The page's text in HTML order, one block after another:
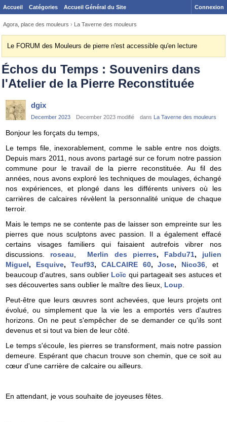
Accueil Catégories Accueil Général du Site Connexion
Agora, place des mouleurs › La Taverne des mouleurs
Le FORUM des Mouleurs de pierre n'est accessible qu'en lecture
Échos du Temps : Souvenirs dans
l'Atelier de la Pierre Reconstituée
dgix
December 2023 December 2023 modifié dans La Taverne des mouleurs
Bonjour les forçats du temps,
Le temps file, inexorablement, comme le sable entre nos doigts.
Depuis mars 2011, nous avons partagé sur ce forum notre passion
commune pour le travail de la pierre reconstituée. Au fil des
années, nous avons exploré les techniques de moulages, échangé
nos expériences, et plongé dans les différents univers où les
carrières de calcaires révèlent la personnalité unique de chaque
terroir.
Mais le temps ne se contente pas de laisser son empreinte sur les
pierres que nous sculptons avec passion. Il a également effacé
certains visages familiers qui faisaient autrefois vibrer nos
discussions. roseau Merlin des pierres, Fabdu71, julien
Miguel, Esquive, Teuf93, CALCAIRE 60,Jose, Nico36 , et
beaucoup d'autres, sans oublier Loïc qui partageait ses astuces et
ses découvertes sans oublier le maître des lieux, Loup
Peut-être que leurs œuvres sont achevées, que leurs projets ont
évolué, ou simplement que la vie les a emportés vers d'autres
horizons. On ne peut s'empêcher de se demander ce qu'ils sont
devenus et si tout va bien de leur côté.
Le temps s'écoule, les pierres se transforment, mais notre passion
demeure. Espérant que chacun trouve son chemin, que ce soit au
cœur d'une carrière de calcaire ou ailleurs.
En attendant, je vous souhaite de joyeuses fêtes.